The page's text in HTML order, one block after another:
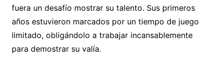
fuera un desafío mostrar su talento. Sus primeros
años estuvieron marcados por un tiempo de juego
limitado, obligándolo a trabajar incansablemente
para demostrar su valía.